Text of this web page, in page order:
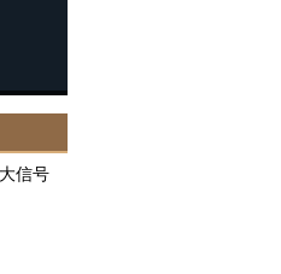
信号